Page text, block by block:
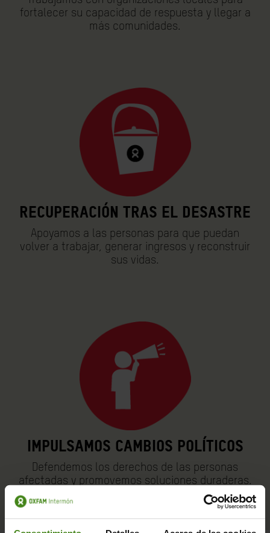
fortalecer su capacidad de respuesta y llegar a
más comunidades.
Recuperación tras el desastre
Apoyamos a las personas para que puedan
volver a trabajar, generar ingresos y reconstruir
sus vidas.
Impulsamos cambios políticos
Defendemos los derechos de las personas
afectadas y promovemos soluciones duraderas.